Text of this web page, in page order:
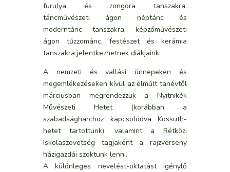
furulya és zongora tanszakra,
táncművészeti ágon néptánc és
moderntánc tanszakra, képzőművészeti
ágon tűzzománc, festészet és kerámia
tanszakra jelentkezhetnek diákjaink.
A nemzeti és vallási ünnepeken és
megemlékezéseken kívül az elmúlt tanévtől
márciusban megrendezzük a Nyitnikék
Művészeti Hetet (korábban a
szabadságharchoz kapcsolódva Kossuth-
hetet tartottunk), valamint a Rétközi
Iskolaszövetség tagjaként a rajzverseny
házigazdái szoktunk lenni.
A különleges nevelést-oktatást igénylő